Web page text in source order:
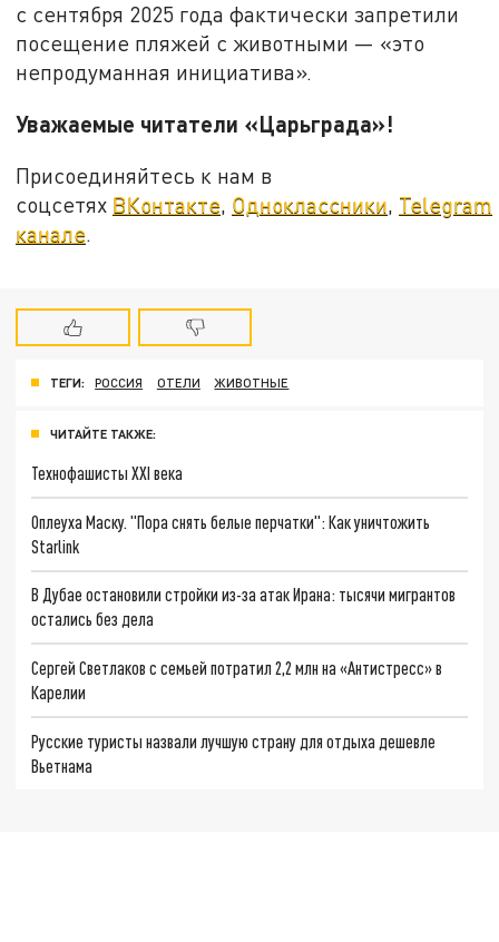
с сентября 2025 года фактически запретили
посещение пляжей с животными — «это
непродуманная инициатива».
Уважаемые читатели «Царьграда»!
Присоединяйтесь к нам в
соцсетях ВКонтакте, Одноклассники, Telegram
канале.
ТЕГИ: РОССИЯ ОТЕЛИ ЖИВОТНЫЕ
ЧИТАЙТЕ ТАКЖЕ:
Технофашисты XXI века
Оплеуха Маску. "Пора снять белые перчатки": Как уничтожить
Starlink
В Дубае остановили стройки из-за атак Ирана: тысячи мигрантов
остались без дела
Сергей Светлаков с семьей потратил 2,2 млн на «Антистресс» в
Карелии
Русские туристы назвали лучшую страну для отдыха дешевле
Вьетнама